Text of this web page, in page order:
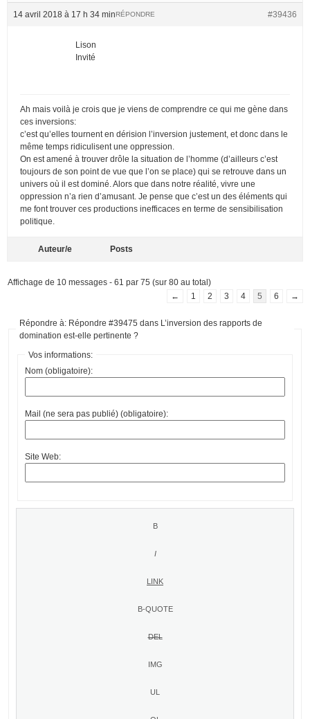
14 avril 2018 à 17 h 34 min #39436
RÉPONDRE
Lison
Invité
Ah mais voilà je crois que je viens de comprendre ce qui me gène dans
ces inversions:
c’est qu’elles tournent en dérision l’inversion justement, et donc dans le
même temps ridiculisent une oppression.
On est amené à trouver drôle la situation de l’homme (d’ailleurs c’est
toujours de son point de vue que l’on se place) qui se retrouve dans un
univers où il est dominé. Alors que dans notre réalité, vivre une
oppression n’a rien d’amusant. Je pense que c’est un des éléments qui
me font trouver ces productions inefficaces en terme de sensibilisation
politique.
Auteur/e Posts
Affichage de 10 messages - 61 par 75 (sur 80 au total)
←
1 2 3 4 5 6 →
Répondre à: Répondre #39475 dans L’inversion des rapports de
domination est-elle pertinente ?
Vos informations:
Nom (obligatoire):
Mail (ne sera pas publié) (obligatoire):
Site Web: